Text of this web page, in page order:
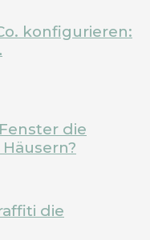
konfigurieren:
die
die